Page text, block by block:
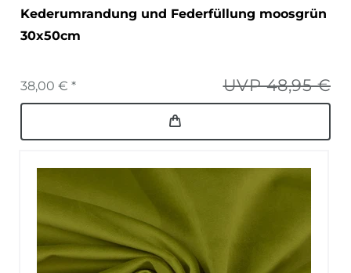
Kederumrandung und Federfüllung moosgrün
30x50cm
UVP 48,95 €
38,00 € *